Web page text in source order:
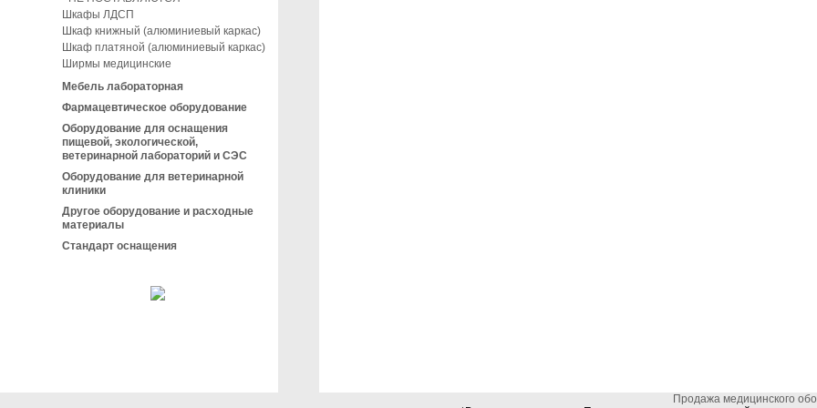
Шкафы ЛДСП
Шкаф книжный (алюминиевый каркас)
Шкаф платяной (алюминиевый каркас)
Ширмы медицинские
Мебель лабораторная
Фармацевтическое оборудование
Оборудование для оснащения
пищевой, экологической,
ветеринарной лабораторий и СЭС
Оборудование для ветеринарной
клиники
Другое оборудование и расходные
материалы
Стандарт оснащения
Продажа медицинского